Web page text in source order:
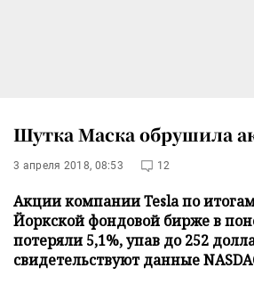
Шутка Маска обрушила
3 апреля 2018, 08:53 12
Акции компании Tesla по
Йоркской фондовой бирже в
потеряли 5,1%, упав до 252
свидетельствуют данные